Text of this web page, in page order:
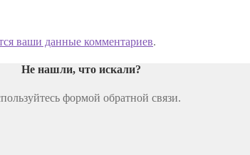
ваши данные комментариев.
Не нашли, что искали?
формой обратной связи.